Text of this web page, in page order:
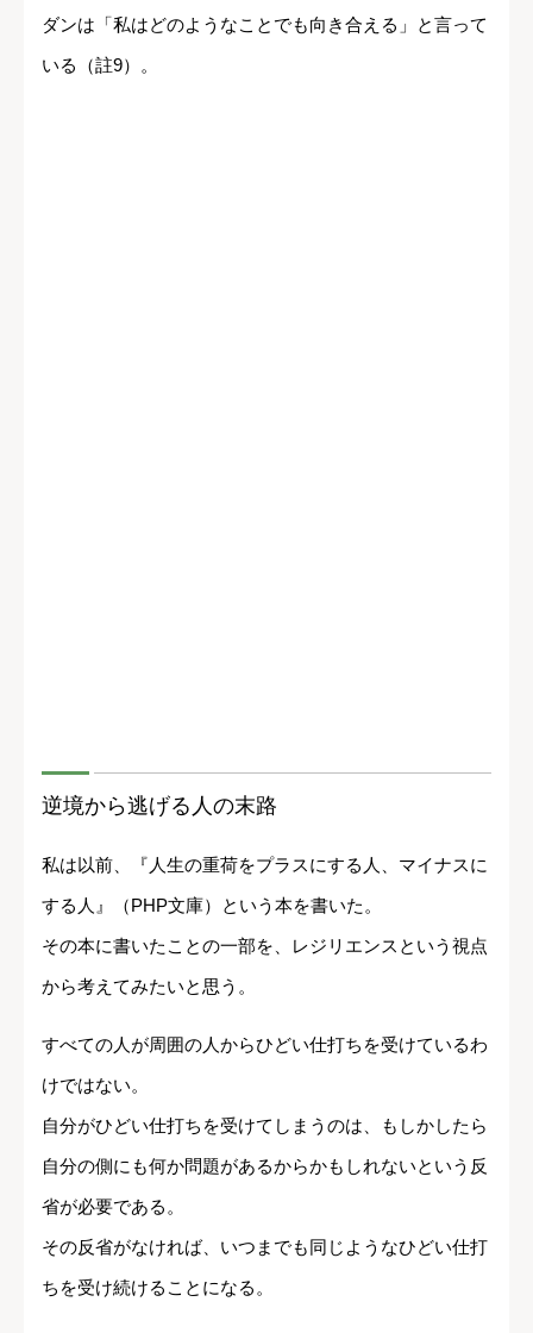
ダンは「私はどのようなことでも向き合える」と言って
いる（註9）。
逆境から逃げる人の末路
私は以前、『人生の重荷をプラスにする人、マイナスに
する人』（PHP文庫）という本を書いた。
その本に書いたことの一部を、レジリエンスという視点
から考えてみたいと思う。
すべての人が周囲の人からひどい仕打ちを受けているわ
けではない。
自分がひどい仕打ちを受けてしまうのは、もしかしたら
自分の側にも何か問題があるからかもしれないという反
省が必要である。
その反省がなければ、いつまでも同じようなひどい仕打
ちを受け続けることになる。